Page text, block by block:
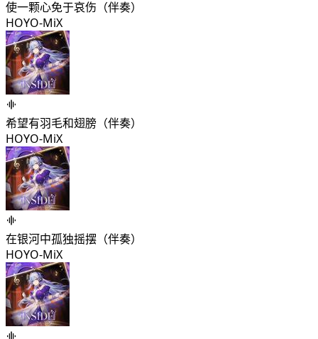
使一颗心免于哀伤（伴奏）
HOYO-MiX
希望有羽毛和翅膀（伴奏）
HOYO-MiX
在银河中孤独摇摆（伴奏）
HOYO-MiX